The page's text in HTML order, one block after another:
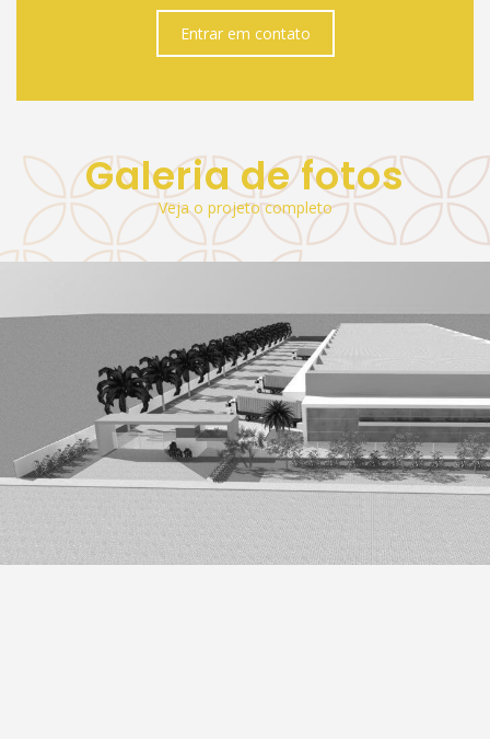
Entrar em contato
Galeria de fotos
Veja o projeto completo